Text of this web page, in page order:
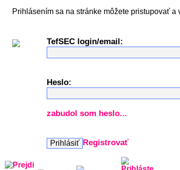
Prihlásením sa na stránke môžete pristupovať
TefSEC login/email:
Heslo:
zabudol som heslo...
Registrovať